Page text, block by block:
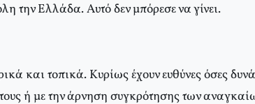
την Ελλάδα. Αυτό δεν μπόρεσε να γίνει.
και τοπικά. Κυρίως έχουν ευθύνες όσες
ή με την άρνηση συγκρότησης των